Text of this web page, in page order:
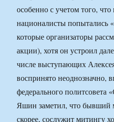
особенно с учетом того,
националисты попытались
которые организаторы
акции), хотя он устроил
числе выступающих
воспринято неоднозначно,
федерального политсовета
Яшин заметил, что бывший
скорее, сослужит митингу